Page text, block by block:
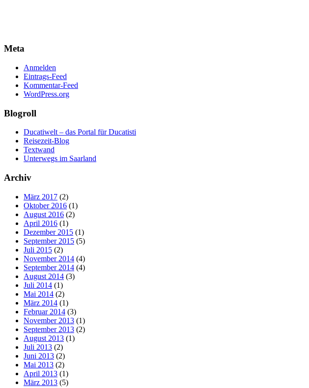
Meta
Anmelden
Eintrags-Feed
Kommentar-Feed
WordPress.org
Blogroll
Ducatiwelt – das Portal für Ducatisti
Reisezeit-Blog
Textwand
Unterwegs im Saarland
Archiv
März 2017 (2)
Oktober 2016 (1)
August 2016 (2)
April 2016 (1)
Dezember 2015 (1)
September 2015 (5)
Juli 2015 (2)
November 2014 (4)
September 2014 (4)
August 2014 (3)
Juli 2014 (1)
Mai 2014 (2)
März 2014 (1)
Februar 2014 (3)
November 2013 (1)
September 2013 (2)
August 2013 (1)
Juli 2013 (2)
Juni 2013 (2)
Mai 2013 (2)
April 2013 (1)
März 2013 (5)